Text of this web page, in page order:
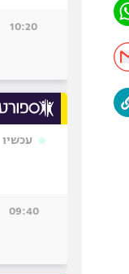
10:20
עכשיו
09:40